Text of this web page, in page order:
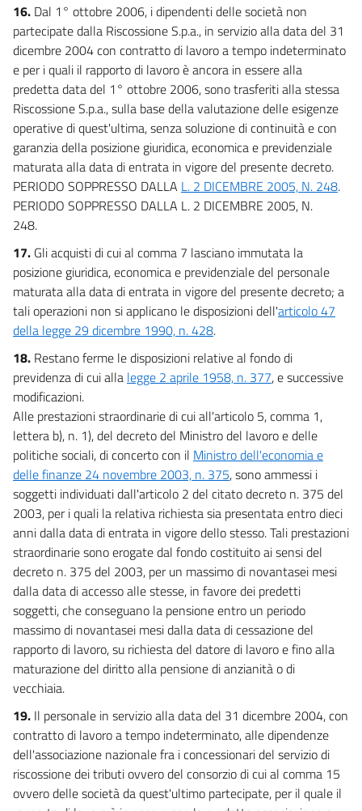
16. Dal 1° ottobre 2006, i dipendenti delle società non
partecipate dalla Riscossione S.p.a., in servizio alla data del 31
dicembre 2004 con contratto di lavoro a tempo indeterminato
e per i quali il rapporto di lavoro è ancora in essere alla
predetta data del 1° ottobre 2006, sono trasferiti alla stessa
Riscossione S.p.a., sulla base della valutazione delle esigenze
operative di quest'ultima, senza soluzione di continuità e con
garanzia della posizione giuridica, economica e previdenziale
maturata alla data di entrata in vigore del presente decreto.
PERIODO SOPPRESSO DALLA L. 2 DICEMBRE 2005, N. 248.
PERIODO SOPPRESSO DALLA L. 2 DICEMBRE 2005, N.
248.
17. Gli acquisti di cui al comma 7 lasciano immutata la
posizione giuridica, economica e previdenziale del personale
maturata alla data di entrata in vigore del presente decreto; a
tali operazioni non si applicano le disposizioni dell'articolo 47
della legge 29 dicembre 1990, n. 428.
18. Restano ferme le disposizioni relative al fondo di
previdenza di cui alla legge 2 aprile 1958, n. 377, e successive
modificazioni.
Alle prestazioni straordinarie di cui all'articolo 5, comma 1,
lettera b), n. 1), del decreto del Ministro del lavoro e delle
politiche sociali, di concerto con il Ministro dell'economia e
delle finanze 24 novembre 2003, n. 375, sono ammessi i
soggetti individuati dall'articolo 2 del citato decreto n. 375 del
2003, per i quali la relativa richiesta sia presentata entro dieci
anni dalla data di entrata in vigore dello stesso. Tali prestazioni
straordinarie sono erogate dal fondo costituito ai sensi del
decreto n. 375 del 2003, per un massimo di novantasei mesi
dalla data di accesso alle stesse, in favore dei predetti
soggetti, che conseguano la pensione entro un periodo
massimo di novantasei mesi dalla data di cessazione del
rapporto di lavoro, su richiesta del datore di lavoro e fino alla
maturazione del diritto alla pensione di anzianità o di
vecchiaia.
19. Il personale in servizio alla data del 31 dicembre 2004, con
contratto di lavoro a tempo indeterminato, alle dipendenze
dell'associazione nazionale fra i concessionari del servizio di
riscossione dei tributi ovvero del consorzio di cui al comma 15
ovvero delle società da quest'ultimo partecipate, per il quale il